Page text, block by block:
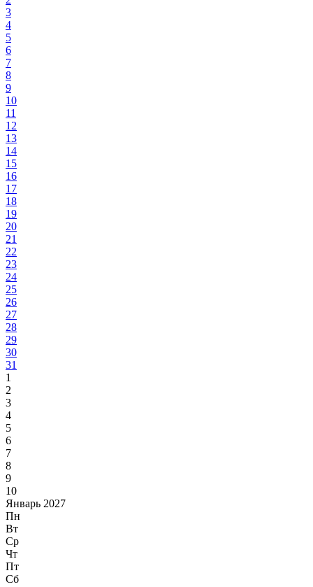
3
4
5
6
7
8
9
10
11
12
13
14
15
16
17
18
19
20
21
22
23
24
25
26
27
28
29
30
31
1
2
3
4
5
6
7
8
9
10
Январь 2027
Пн
Вт
Ср
Чт
Пт
Сб